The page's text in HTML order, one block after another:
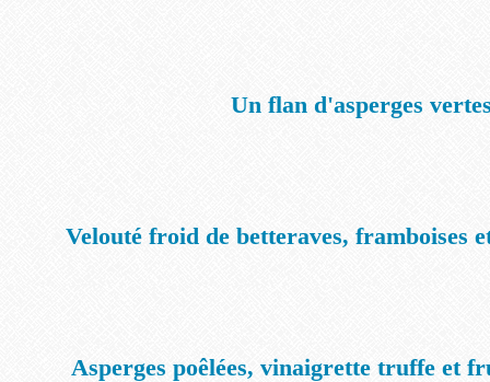
Un flan d'asperges
Velouté froid de betteraves, framboises
Asperges poêlées, vinaigrette truffe et